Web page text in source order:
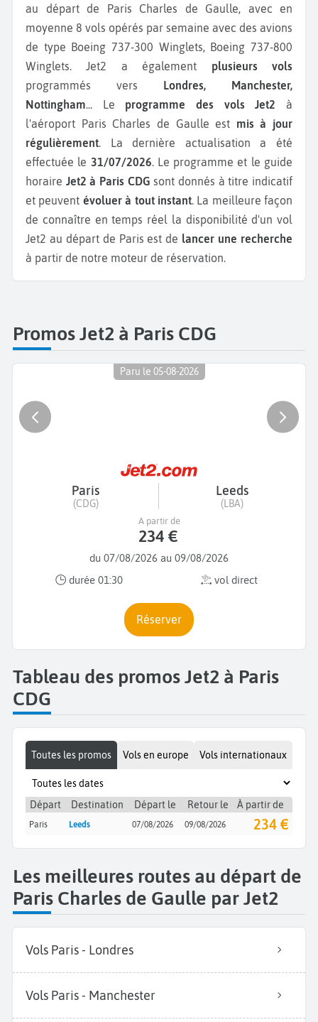
au départ de Paris Charles de Gaulle, avec en
moyenne 8 vols opérés par semaine avec des avions
de type Boeing 737-300 Winglets, Boeing 737-800
Winglets.Jet2 a également plusieurs vols
programmés vers Londres, Manchester,
Nottingham... Le programme des vols Jet2 à
l'aéroport Paris Charles de Gaulle est mis à jour
régulièrement. La dernière actualisation a été
effectuée le 31/07/2026. Le programme et le guide
horaire Jet2 à Paris CDG sont donnés à titre indicatif
et peuvent évoluer à tout instant. La meilleure façon
de connaître en temps réel la disponibilité d'un vol
Jet2 au départ de Paris est de lancer une recherche
à partir de notre moteur de réservation.
Promos Jet2 à Paris CDG
Paru le 05-08-2026
Paris
(CDG)
Leeds
(LBA)
du 07/08/2026 au 09/08/2026
durée 01:30
vol direct
A partir de
234 €
Réserver
Tableau des promos Jet2 à Paris
CDG
Toutes les promos Vols en europe Vols internationaux
Départ Destination Départ le Retour le À partir de
Paris Leeds 07/08/2026 09/08/2026 234 €
Les meilleures routes au départ de
Paris Charles de Gaulle par Jet2
Vols Paris - Londres
Vols Paris - Manchester